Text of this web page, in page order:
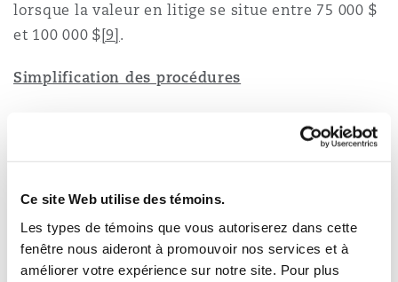
Ce site Web utilise des témoins.
Les types de témoins que vous autoriserez dans cette
fenêtre nous aideront à promouvoir nos services et à
améliorer votre expérience sur notre site. Pour plus
lorsque la valeur en litige se situe entre 75 000 $
et 100 000 $[9] .
Simplification des procédures
simplification de la procédure devant la Cour du
au Code de procédure civile intitulé :
simplifiées particulières au recouvrement de
certaines créances . À noter que cette section ne
s’appliquera qu’aux demandes introduites